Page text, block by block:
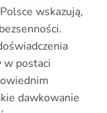
wskazują,
w postaci
dawkowanie